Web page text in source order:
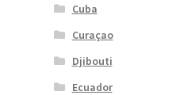
Cuba
Curaçao
Djibouti
Ecuador